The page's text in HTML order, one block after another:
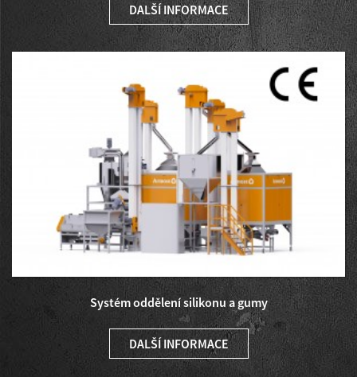
DALŠÍ INFORMACE
Systém oddělení silikonu a gumy
DALŠÍ INFORMACE